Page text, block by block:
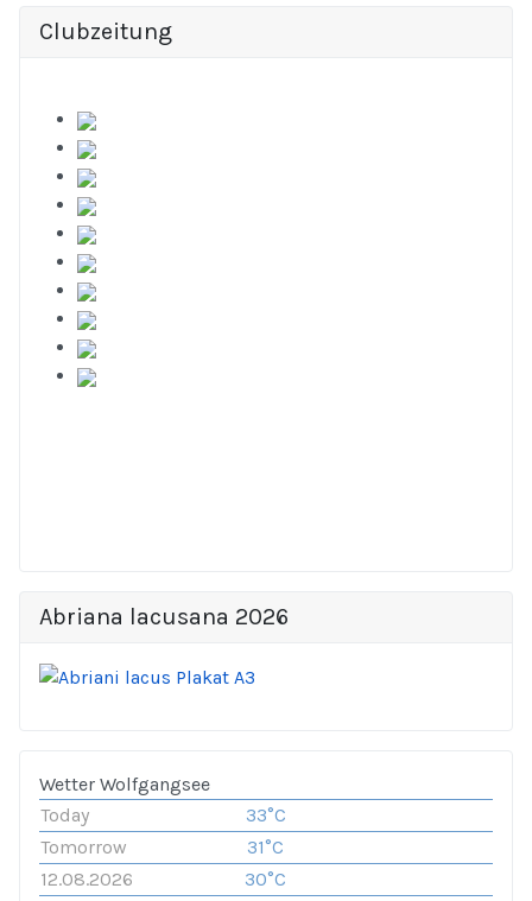
Clubzeitung
Abriana lacusana 2026
Wetter Wolfgangsee
Today
33°C
Tomorrow
31°C
12.08.2026
30°C